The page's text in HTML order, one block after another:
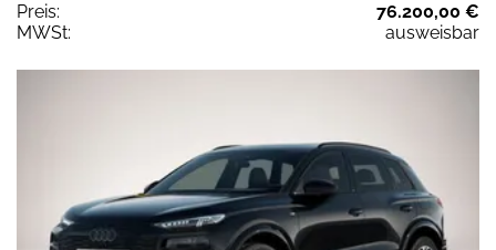
Preis:
76.200,00 €
MWSt:
ausweisbar